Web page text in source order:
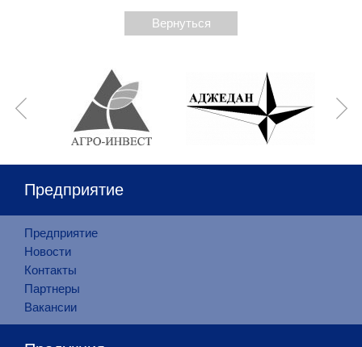
Вернуться
Предприятие
Предприятие
Новости
Контакты
Партнеры
Вакансии